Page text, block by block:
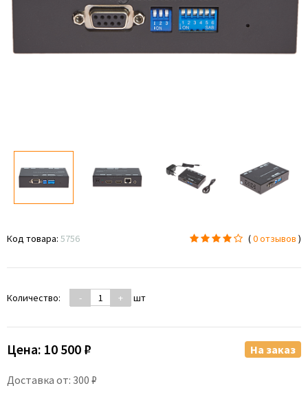
Код товара: 5756 (0 отзывов )
Количество: - + шт
Цена: 10 500 ₽
Доставка от: 300 ₽
На заказ